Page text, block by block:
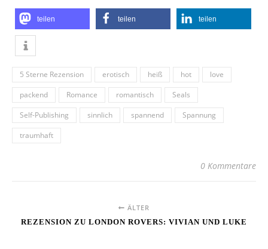
teilen teilen teilen
5 Sterne Rezension erotisch heiß hot
love
packend
Romance romantisch
Seals
Self-Publishing
sinnlich spannend
Spannung
traumhaft
0 Kommentare
ÄLTER
REZENSION ZU LONDON ROVERS: VIVIAN UND LUKE